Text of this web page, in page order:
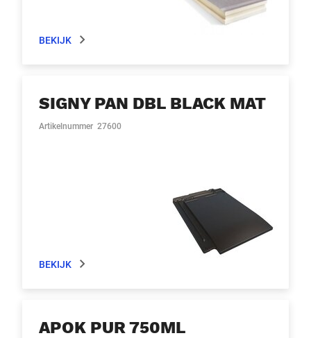
BEKIJK
SIGNY PAN DBL BLACK MAT
Artikelnummer 27600
BEKIJK
APOK PUR 750ML